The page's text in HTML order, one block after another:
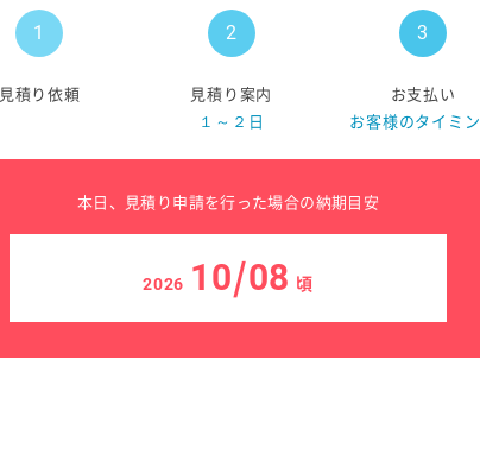
見積り依頼
見積り案内
１～２日
お支払い
お客様のタイミ
本日、見積り申請を行った場合の納期目安
2026 10/08 頃